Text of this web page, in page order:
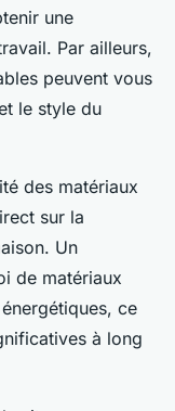
une
Par ailleurs,
peuvent vous
le style du
des matériaux
sur la
Un
de matériaux
ce
à long